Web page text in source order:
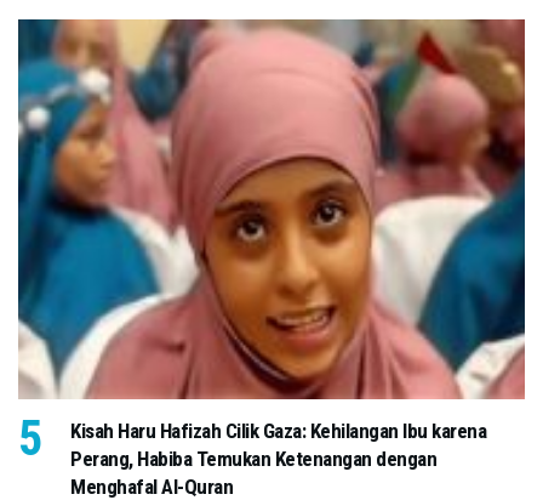
Kisah Haru Hafizah Cilik Gaza: Kehilangan Ibu karena
Perang, Habiba Temukan Ketenangan dengan
Menghafal Al-Quran